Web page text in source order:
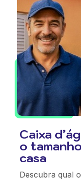
Caixa
o
casa
Descubra qual